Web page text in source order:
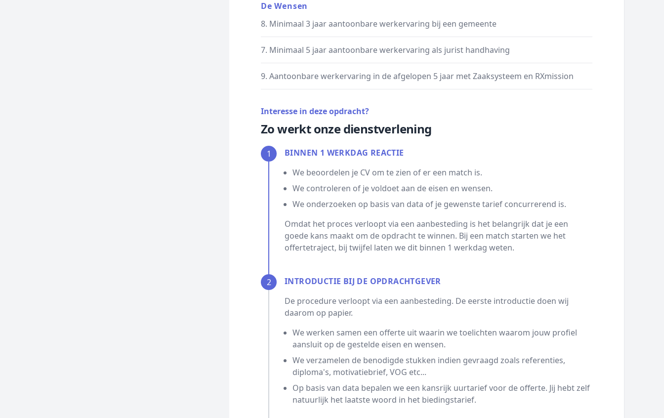
De Wensen
8. Minimaal 3 jaar aantoonbare werkervaring bij een gemeente
7. Minimaal 5 jaar aantoonbare werkervaring als jurist handhaving
9. Aantoonbare werkervaring in de afgelopen 5 jaar met Zaaksysteem en RXmission
Interesse in deze opdracht?
Zo werkt onze dienstverlening
1
BINNEN 1 WERKDAG REACTIE
We beoordelen je CV om te zien of er een match is.
We controleren of je voldoet aan de eisen en wensen.
We onderzoeken op basis van data of je gewenste tarief concurrerend is.
Omdat het proces verloopt via een aanbesteding is het belangrijk dat je een
goede kans maakt om de opdracht te winnen. Bij een match starten we het
offertetraject, bij twijfel laten we dit binnen 1 werkdag weten.
2
INTRODUCTIE BIJ DE OPDRACHTGEVER
De procedure verloopt via een aanbesteding. De eerste introductie doen wij
daarom op papier.
We werken samen een offerte uit waarin we toelichten waarom jouw profiel
aansluit op de gestelde eisen en wensen.
We verzamelen de benodigde stukken indien gevraagd zoals referenties,
diploma's, motivatiebrief, VOG etc...
Op basis van data bepalen we een kansrijk uurtarief voor de offerte. Jij hebt zelf
natuurlijk het laatste woord in het biedingstarief.